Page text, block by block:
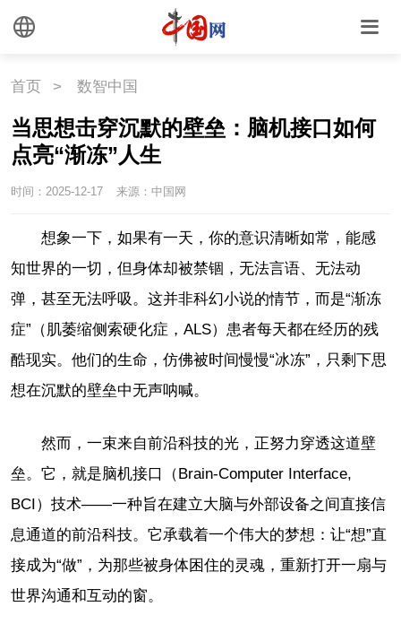
首页 > 数智中国
当思想击穿沉默的壁垒：脑机接口如何
点亮“渐冻”人生
时间：2025-12-17 来源：中国网
想象一下，如果有一天，你的意识清晰如常，能感
知世界的一切，但身体却被禁锢，无法言语、无法动
弹，甚至无法呼吸。这并非科幻小说的情节，而是“渐冻
症”（肌萎缩侧索硬化症， ALS）患者每天都在经历的残
酷现实。他们的生命，仿佛被时间慢慢“冰冻”，只剩下思
想在沉默的壁垒中无声呐喊。
然而，一束来自前沿科技的光，正努力穿透这道壁
垒。它，就是脑机接口（Brain-Computer Interface,
BCI）技术——一种旨在建立大脑与外部设备之间直接信
息通道的前沿科技。它承载着一个伟大的梦想：让“想”直
接成为“做”，为那些被身体困住的灵魂，重新打开一扇与
世界沟通和互动的窗。